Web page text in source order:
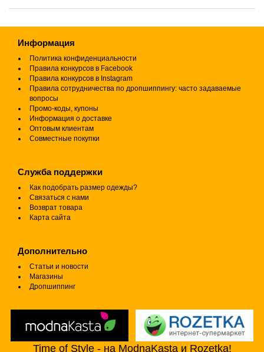
Информация
Политика конфиденциальности
Правила конкурсов в Facebook
Правила конкурсов в Instagram
Правила сотрудничества по дропшиппингу: часто задаваемые
вопросы
Промо-коды, купоны
Информация о доставке
Оптовым клиентам
Совместные покупки
Служба поддержки
Как подобрать размер одежды?
Связаться с нами
Возврат товара
Карта сайта
Дополнительно
Статьи и новости
Магазины
Дропшиппинг
Time of Style - на ModnaKasta и Rozetka!